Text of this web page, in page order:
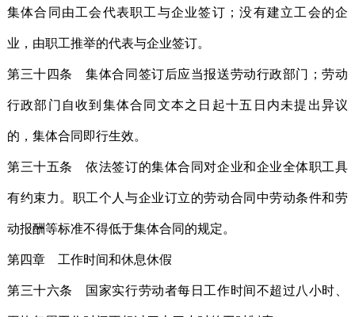
集体合同由工会代表职工与企业签订；没有建立工会的企
业，由职工推举的代表与企业签订。
第三十四条 集体合同签订后应当报送劳动行政部门；劳动
行政部门自收到集体合同文本之日起十五日内未提出异议
的，集体合同即行生效。
第三十五条 依法签订的集体合同对企业和企业全体职工具
有约束力。职工个人与企业订立的劳动合同中劳动条件和劳
动报酬等标准不得低于集体合同的规定。
第四章 工作时间和休息休假
第三十六条 国家实行劳动者每日工作时间不超过八小时、